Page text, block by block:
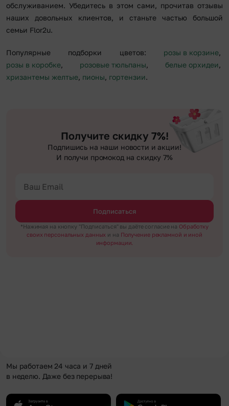
обслуживанием. Убедитесь в этом сами, прочитав отзывы
наших довольных клиентов, и станьте частью большой
семьи Flor2u.
Популярные подборки цветов: розы в корзине,
розы в коробке, розовые тюльпаны, белые орхидеи,
хризантемы желтые, пионы, гортензии.
Получите скидку 7%!
Подпишись на наши новости и акции!
И получи промокод на скидку 7%
Подписаться
*Нажимая на кнопку "Подписаться" вы даёте согласие на Обработку
своих персональных данных и на Получение рекламной и иной
информации.
Мы работаем 24 часа и 7 дней
в неделю. Даже без перерыва!